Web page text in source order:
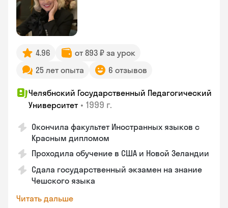
4.96
от 893 ₽ за урок
25 лет опыта
6 отзывов
Челябнский Государственный Педагогический
Университет • 1999 г.
Окончила факультет Иностранных языков с
Красным дипломом
Проходила обучение в США и Новой Зеландии
Сдала государственный экзамен на знание
Чешского языка
Читать дальше